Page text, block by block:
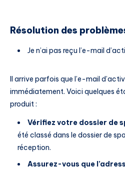
Résolution des
Je n’ai pas reçu l’e-mail
Il arrive parfois que l’e-mail
immédiatement. Voici quelques
produit :
Vérifiez votre dossier de
été classé dans le dossier de
réception.
Assurez-vous que